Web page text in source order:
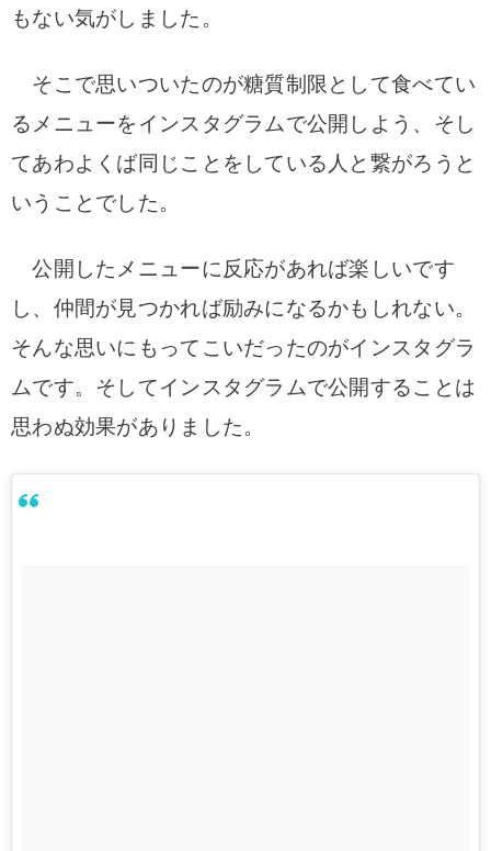
もない気がしました。
そこで思いついたのが糖質制限として食べてい
るメニューをインスタグラムで公開しよう、そし
てあわよくば同じことをしている人と繋がろうと
いうことでした。
公開したメニューに反応があれば楽しいです
し、仲間が見つかれば励みになるかもしれない。
そんな思いにもってこいだったのがインスタグラ
ムです。そしてインスタグラムで公開することは
思わぬ効果がありました。